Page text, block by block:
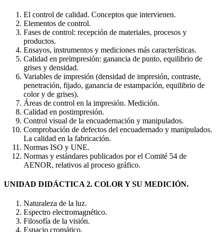
El control de calidad. Conceptos que intervienen.
Elementos de control.
Fases de control: recepción de materiales, procesos y
productos.
Ensayos, instrumentos y mediciones más características.
Calidad en preimpresión: ganancia de punto, equilibrio de
grises y densidad.
Variables de impresión (densidad de impresión, contraste,
penetración, fijado, ganancia de estampación, equilibrio de
color y de grises).
Áreas de control en la impresión. Medición.
Calidad en postimpresión.
Control visual de la encuadernación y manipulados.
Comprobación de defectos del encuadernado y manipulados.
La calidad en la fabricación.
Normas ISO y UNE.
Normas y estándares publicados por el Comité 54 de
AENOR, relativos al proceso gráfico.
UNIDAD DIDÁCTICA 2. COLOR Y SU MEDICIÓN.
Naturaleza de la luz.
Espectro electromagnético.
Filosofía de la visión.
Espacio cromático.